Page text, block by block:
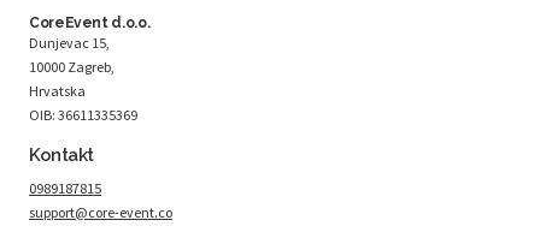
CoreEvent d.o.o.
Dunjevac 15,
10000 Zagreb,
Hrvatska
OIB: 36611335369
Kontakt
0989187815
support@core-event.co